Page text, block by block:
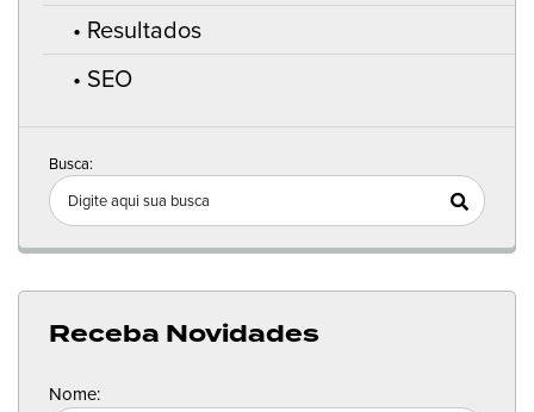
Resultados
SEO
Busca:
Receba Novidades
Nome: